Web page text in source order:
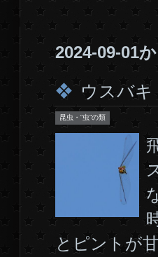
2024-09-01
ウスバキ
昆虫・“虫”の類
とピントが